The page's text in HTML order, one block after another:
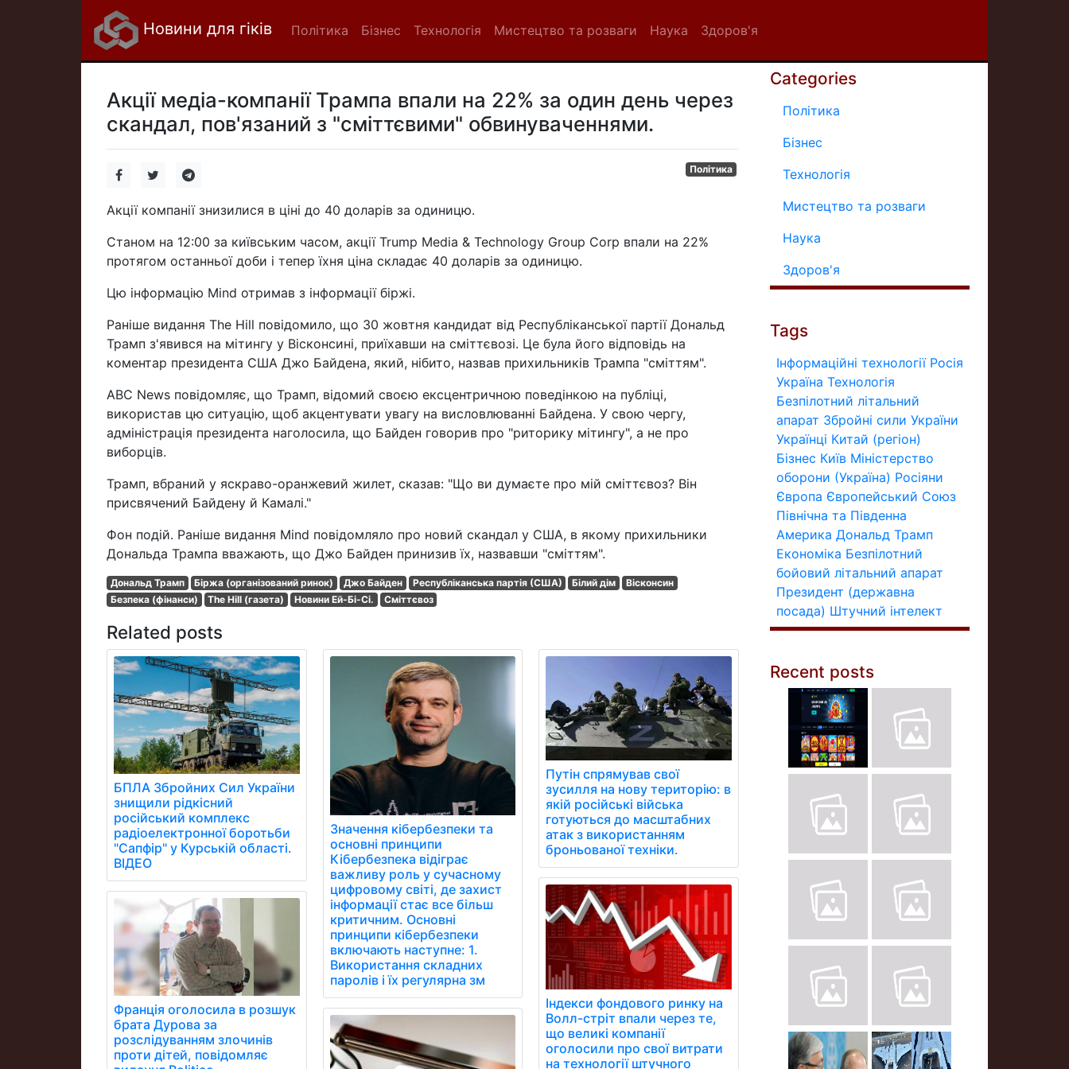
Новини для гіків Політика Бізнес Технологія Мистецтво та розваги Наука Здоров'я
Акції медіа-компанії Трампа впали на 22% за один день через
скандал, пов'язаний з "сміттєвими" обвинуваченнями.
Політика
Акції компанії знизилися в ціні до 40 доларів за одиницю.
Станом на 12:00 за київським часом, акції Trump Media & Technology Group Corp впали на 22%
протягом останньої доби і тепер їхня ціна складає 40 доларів за одиницю.
Цю інформацію Mind отримав з інформації біржі.
Раніше видання The Hill повідомило, що 30 жовтня кандидат від Республіканської партії Дональд
Трамп з'явився на мітингу у Вісконсині, приїхавши на сміттєвозі. Це була його відповідь на
коментар президента США Джо Байдена, який, нібито, назвав прихильників Трампа "сміттям".
ABC News повідомляє, що Трамп, відомий своєю ексцентричною поведінкою на публіці,
використав цю ситуацію, щоб акцентувати увагу на висловлюванні Байдена. У свою чергу,
адміністрація президента наголосила, що Байден говорив про "риторику мітингу", а не про
виборців.
Трамп, вбраний у яскраво-оранжевий жилет, сказав: "Що ви думаєте про мій сміттєвоз? Він
присвячений Байдену й Камалі."
Фон подій. Раніше видання Mind повідомляло про новий скандал у США, в якому прихильники
Дональда Трампа вважають, що Джо Байден принизив їх, назвавши "сміттям".
Дональд Трамп Біржа (організований ринок) Джо Байден Республіканська партія (США) Білий дім
Вісконсин
Безпека (фінанси)
The Hill (газета) Новини Ей-Бі-Сі. Сміттєвоз
Related posts
БПЛА Збройних Сил України
знищили рідкісний
російський комплекс
радіоелектронної боротьби
"Сапфір" у Курській області.
ВІДЕО
Франція оголосила в розшук
брата Дурова за
розслідуванням злочинів
проти дітей, повідомляє
Значення кібербезпеки та
основні принципи
Кібербезпека відіграє
важливу роль у сучасному
цифровому світі, де захист
інформації стає все більш
критичним. Основні
принципи кібербезпеки
включають наступне: 1.
Використання складних
паролів і їх регулярна зм
Путін спрямував свої
зусилля на нову територію: в
якій російські війська
готуються до масштабних
атак з використанням
броньованої техніки.
Індекси фондового ринку на
Волл-стріт впали через те,
що великі компанії
оголосили про свої витрати
на технології штучного
Categories
Політика
Бізнес
Технологія
Мистецтво та розваги
Наука
Здоров'я
Tags
Інформаційні технології Росія
Україна Технологія
Безпілотний літальний
апарат Збройні сили України
Українці Китай (регіон)
Бізнес Київ Міністерство
оборони (Україна) Росіяни
Європа Європейський Союз
Північна та Південна
Америка Дональд Трамп
Економіка Безпілотний
бойовий літальний апарат
Президент (державна
посада) Штучний інтелект
Recent posts